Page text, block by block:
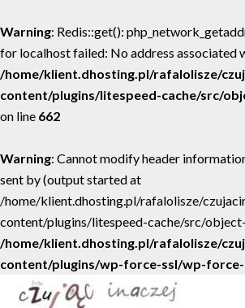
Warning: Redis::get():
for localhost failed: No address associated
/home/klient.dhosting.pl/rafalolisze/
content/plugins/litespeed-cache/src/
on line 662
Warning: Cannot modify header
sent by (output started at
/home/klient.dhosting.pl/rafalolisze/
content/plugins/litespeed-cache/src/
/home/klient.dhosting.pl/rafalolisze/
content/plugins/wp-force-ssl/wp-force-